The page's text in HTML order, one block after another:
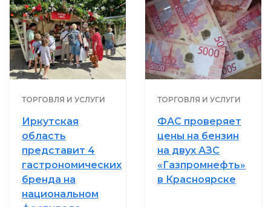
ТОРГОВЛЯ И УСЛУГИ
Иркутская
область
представит 4
гастрономических
бренда на
национальном
ТОРГОВЛЯ И УСЛУГИ
ФАС проверяет
цены на бензин
на двух АЗС
«Газпромнефть»
в Красноярске